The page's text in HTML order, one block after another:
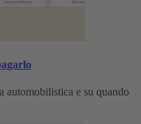
automobilistica e su quando